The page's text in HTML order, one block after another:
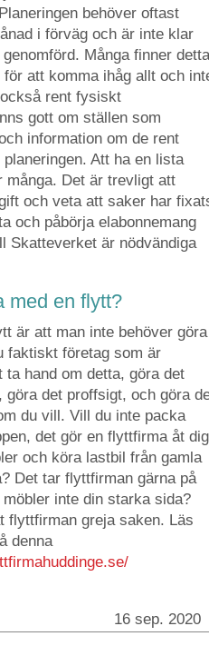
behöver oftast
i förväg och är inte klar
Många finner detta
att komma ihåg allt och
rent fysiskt
gott om ställen som
information om de rent
Att ha en lista
många. Det är trevligt att
och veta att saker har
och påbörja elabonnemang
Skatteverket är nödvändiga
med en flytt?
är att man inte behöver göra
faktiskt företag som är
ta hand om detta, göra det
göra det proffsigt, och göra
du vill. Vill du inte packa
det gör en flyttfirma åt
och köra lastbil från gamla
Det tar flyttfirman gärna på
inte din starka sida?
flyttfirman greja saken. Läs
denna
16 sep. 2020